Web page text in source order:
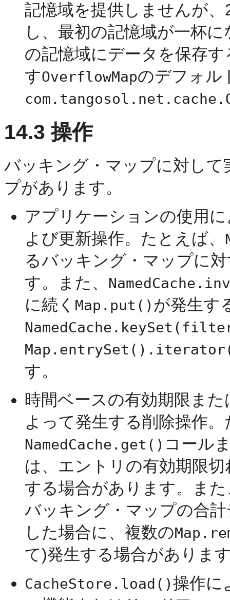
記憶域を提供しませんが
し、最初の記憶域が一杯
の記憶域にデータを保存
すOverflowMapのデフォル
14.3 操作
バッキング・マップに対し
プがあります。
アプリケーションの使用
よび更新操作。たとえば、
るバッキング・マップに
す。また、
に続く Map.put() が発生す
す。
時間ベースの有効期限ま
よって発生する削除操作
NamedCache.get() コール
は、エントリの有効期限
する場合があります。また
バッキング・マップの合
した場合に、複数の
て)発生する場合がありま
CacheStore.load()操作に